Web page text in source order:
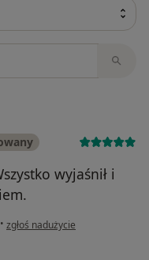
wyjaśnił i
• w opinii użytkownika Zet
zgłoś nadużycie